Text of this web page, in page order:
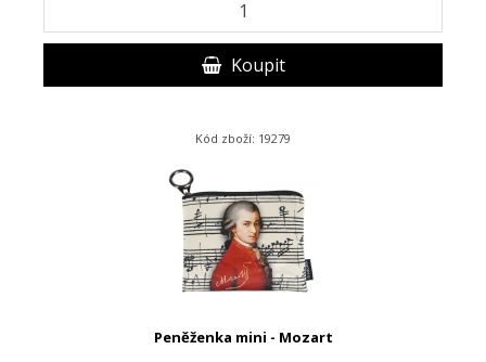
Koupit
Kód zboží: 19279
Peněženka mini - Mozart